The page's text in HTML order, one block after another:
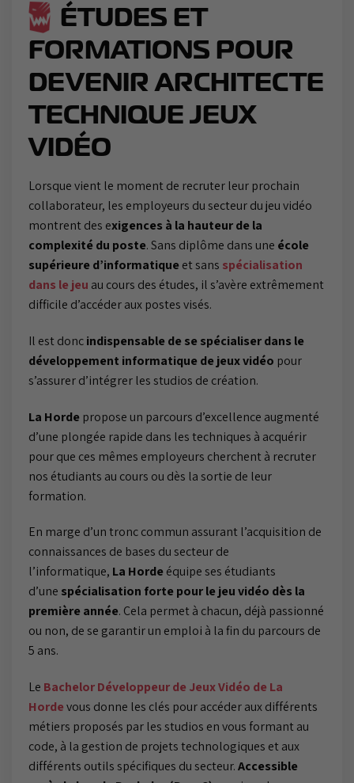
ÉTUDES ET
FORMATIONS POUR
DEVENIR ARCHITECTE
TECHNIQUE JEUX
VIDÉO
Lorsque vient le moment de recruter leur prochain
collaborateur, les employeurs du secteur du jeu vidéo
montrent des exigences à la hauteur de la
complexité du poste. Sans diplôme dans une école
supérieure d’informatique et sans spécialisation
dans le jeu au cours des études, il s’avère extrêmement
difficile d’accéder aux postes visés.
Il est doncindispensable de se spécialiser dans le
développement informatique de jeux vidéo pour
s’assurer d’intégrer les studios de création.
La Horde propose un parcours d’excellence augmenté
d’une plongée rapide dans les techniques à acquérir
pour que ces mêmes employeurs cherchent à recruter
nos étudiants au cours ou dès la sortie de leur
formation.
En marge d’un tronc commun assurant l’acquisition de
connaissances de bases du secteur de
l’informatique, La Horde équipe ses étudiants
d’une spécialisation forte pour le jeu vidéo dès la
première année. Cela permet à chacun, déjà passionné
ou non, de se garantir un emploi à la fin du parcours de
5 ans.
Le Bachelor Développeur de Jeux Vidéo de La
Hordevous donne les clés pour accéder aux différents
métiers proposés par les studios en vous formant au
code, à la gestion de projets technologiques et aux
différents outils spécifiques du secteur.Accessible